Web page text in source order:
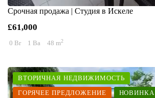
Срочная продажа | Студия в Искеле
£61,000
0 Br 1 Ba 48 m2
ВТОРИЧНАЯ НЕДВИЖИМОСТЬ
ГОРЯЧЕЕ ПРЕДЛОЖЕНИЕ
НОВИНКА